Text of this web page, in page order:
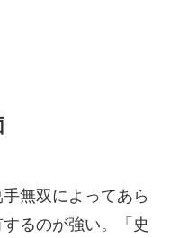
無双によってあら
るのが強い。「史